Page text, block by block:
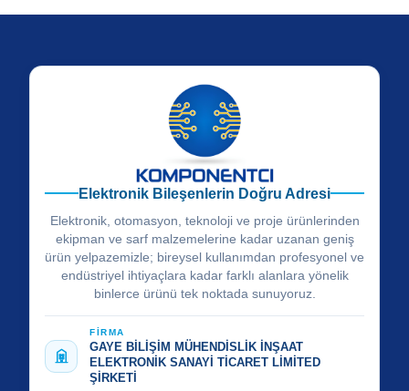
Elektronik Bileşenlerin Doğru Adresi
Elektronik, otomasyon, teknoloji ve proje ürünlerinden
ekipman ve sarf malzemelerine kadar uzanan geniş
ürün yelpazemizle; bireysel kullanımdan profesyonel ve
endüstriyel ihtiyaçlara kadar farklı alanlara yönelik
binlerce ürünü tek noktada sunuyoruz.
FİRMA
GAYE BİLİŞİM MÜHENDİSLİK İNŞAAT
ELEKTRONİK SANAYİ TİCARET LİMİTED
ŞİRKETİ